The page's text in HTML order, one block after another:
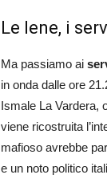
Le Iene, i
Ma passiamo ai
in onda dalle ore
Ismale La Vardera,
viene ricostruita
mafioso avrebbe
e un noto politico